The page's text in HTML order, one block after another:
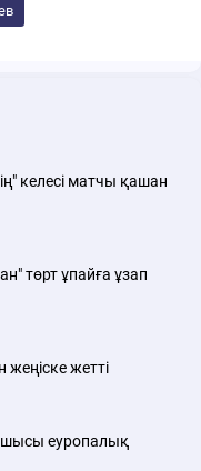
келесі матчы қашан
төрт ұпайға ұзап
жеңіске жетті
еуропалық